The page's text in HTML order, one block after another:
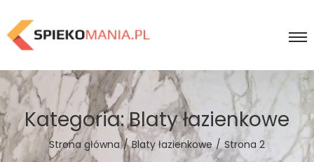
Kategoria:Blaty łazienkowe
Strona główna / Blaty łazienkowe / Strona 2